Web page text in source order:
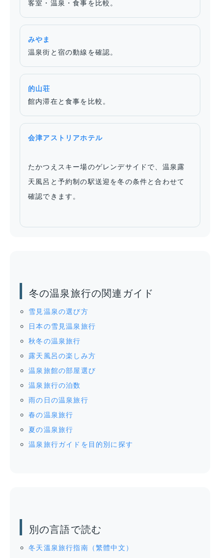
客室・温泉・食事を比較。
みやま
温泉街と宿の動線を確認。
的山荘
館内滞在と食事を比較。
会津アストリアホテル
たかつえスキー場のゲレンデサイドで、温泉露
天風呂と予約制の駅送迎を冬の条件と合わせて
確認できます。
冬の温泉旅行の関連ガイド
雪見温泉の選び方
日本の雪見温泉旅行
秋冬の温泉旅行
露天風呂の楽しみ方
温泉旅館の部屋選び
温泉旅行の泊数
雨の日の温泉旅行
春の温泉旅行
夏の温泉旅行
温泉旅行ガイドを目的別に探す
別の言語で読む
冬天溫泉旅行指南（繁體中文）